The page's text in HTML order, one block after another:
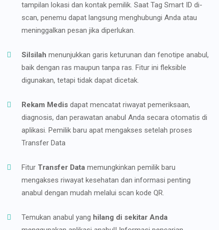
tampilan lokasi dan kontak pemilik. Saat Tag Smart ID di-
scan, penemu dapat langsung menghubungi Anda atau
meninggalkan pesan jika diperlukan.
Silsilah menunjukkan garis keturunan dan fenotipe anabul,
baik dengan ras maupun tanpa ras. Fitur ini fleksible
digunakan, tetapi tidak dapat dicetak.
Rekam Medis dapat mencatat riwayat pemeriksaan,
diagnosis, dan perawatan anabul Anda secara otomatis di
aplikasi. Pemilik baru apat mengakses setelah proses
Transfer Data
Fitur Transfer Data memungkinkan pemilik baru
mengakses riwayat kesehatan dan informasi penting
anabul dengan mudah melalui scan kode QR.
Temukan anabul yang hilang di sekitar Anda